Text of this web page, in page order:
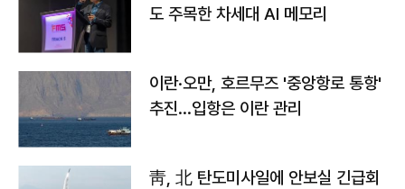
도 주목한 차세대 AI 메모리
이란·오만, 호르무즈 '중앙항로 통항'
추진…입항은 이란 관리
靑, 北 탄도미사일에 안보실 긴급회